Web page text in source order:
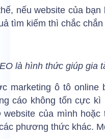
nếu website của
tìm kiếm thì chắc
là hình thức giúp gia
marketing ô tô online
cáo không tốn cực
website của mình
phương thức khác.